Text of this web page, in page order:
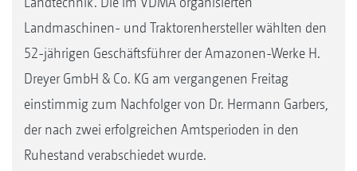
Landmaschinen- und Traktorenhersteller wählten den
52-jährigen Geschäftsführer der Amazonen-Werke H.
Dreyer GmbH & Co. KG am vergangenen Freitag
einstimmig zum Nachfolger von Dr. Hermann Garbers,
der nach zwei erfolgreichen Amtsperioden in den
Ruhestand verabschiedet wurde.